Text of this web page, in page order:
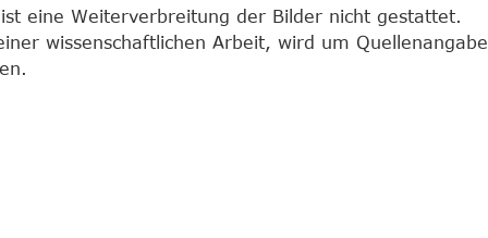
eine Weiterverbreitung der Bilder nicht gestattet.
wissenschaftlichen Arbeit, wird um Quellenangabe